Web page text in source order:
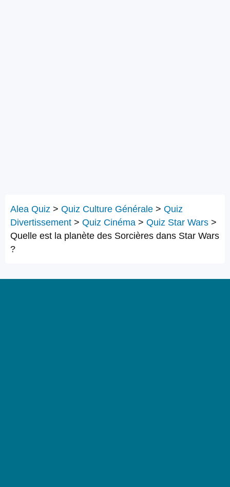
Alea Quiz > Quiz Culture Générale > Quiz
Divertissement > Quiz Cinéma > Quiz Star Wars >
Quelle est la planète des Sorcières dans Star Wars
?